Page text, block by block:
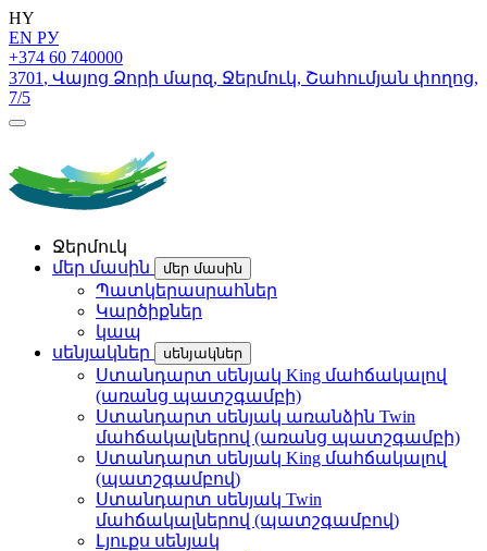
HY
EN РУ
+374 60 740000
3701 , Վայոց Ձորի մարզ, Ջերմուկ, Շահումյան փողոց,
7/5
Ջերմուկ
մեր մասին
մեր մասին
Պատկերասրահներ
Կարծիքներ
կապ
սենյակներ
սենյակներ
Ստանդարտ սենյակ King մահճակալով
(առանց պատշգամբի)
Ստանդարտ սենյակ առանձին Twin
մահճակալներով (առանց պատշգամբի)
Ստանդարտ սենյակ King մահճակալով
(պատշգամբով)
Ստանդարտ սենյակ Twin
մահճակալներով (պատշգամբով)
Լյուքս սենյակ